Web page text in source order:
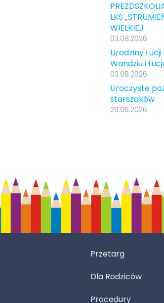
LKS
WIELKIEJ
03.08.2026
Urodziny
Wandziu i
03.08.2026
Uroczyste
starszaków
29.06.2026
Przetarg
Dla Rodziców
Procedury